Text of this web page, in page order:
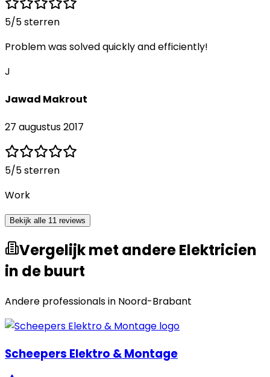
5/5 sterren
Problem was solved quickly and efficiently!
J
Jawad Makrout
27 augustus 2017
5/5 sterren
Work
Bekijk alle 11 reviews
Vergelijk met andere Elektricien
in de buurt
Andere professionals in Noord-Brabant
Scheepers Elektro & Montage